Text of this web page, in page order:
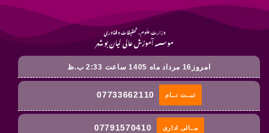
وزارت علوم ، تحقیقات و فناوری
موسسه آموزش عالی لیان بوشهر
امروز16 مرداد ماه 1405 ساعت 2:33 ب.ظ
07733662110 ثبــت نــام
07791570410 مــالی اداری